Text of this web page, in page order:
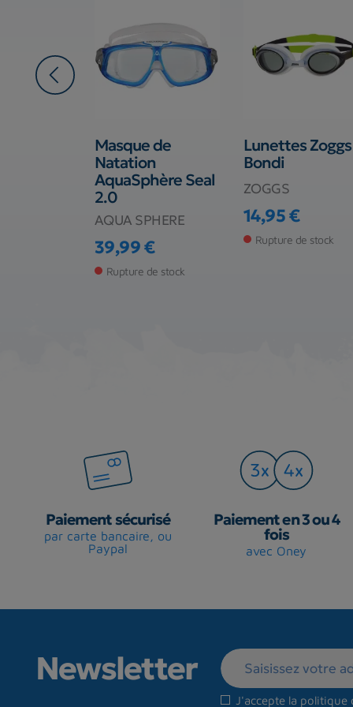
Masque de
Natation
AquaSphère Seal
2.0
AQUA SPHERE
Prix
39,99 €
Rupture de stock
Lunettes Zoggs
Bondi
ZOGGS
Prix
14,95 €
Rupture de stock
Paiement sécurisé
par carte bancaire, ou
Paypal
Paiement en 3 ou 4
fois
avec Oney
Newsletter
J'accepte la politique